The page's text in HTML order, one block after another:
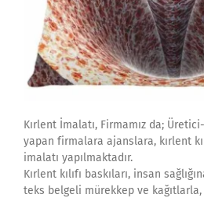
Kırlent İmalatı, Firmamız da;
yapan firmalara ajanslara, kırlent
imalatı yapılmaktadır.
Kırlent kılıfı baskıları, insan
teks belgeli mürekkep ve